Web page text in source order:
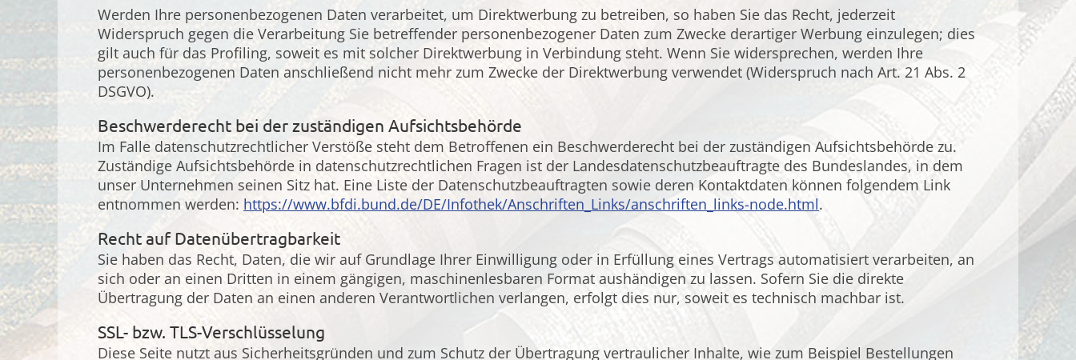
Werden Ihre personenbezogenen Daten verarbeitet, um Direktwerbung zu betreiben, so haben Sie das Recht, jederzeit
Widerspruch gegen die Verarbeitung Sie betreffender personenbezogener Daten zum Zwecke derartiger Werbung einzulegen; dies
gilt auch für das Profiling, soweit es mit solcher Direktwerbung in Verbindung steht. Wenn Sie widersprechen, werden Ihre
personenbezogenen Daten anschließend nicht mehr zum Zwecke der Direktwerbung verwendet (Widerspruch nach Art. 21 Abs. 2
DSGVO).
Beschwerderecht bei der zuständigen Aufsichtsbehörde
Im Falle datenschutzrechtlicher Verstöße steht dem Betroffenen ein Beschwerderecht bei der zuständigen Aufsichtsbehörde zu.
Zuständige Aufsichtsbehörde in datenschutzrechtlichen Fragen ist der Landesdatenschutzbeauftragte des Bundeslandes, in dem
unser Unternehmen seinen Sitz hat. Eine Liste der Datenschutzbeauftragten sowie deren Kontaktdaten können folgendem Link
entnommen werden: https://www.bfdi.bund.de/DE/Infothek/Anschriften_Links/anschriften_links-node.html.
Recht auf Datenübertragbarkeit
Sie haben das Recht, Daten, die wir auf Grundlage Ihrer Einwilligung oder in Erfüllung eines Vertrags automatisiert verarbeiten, an
sich oder an einen Dritten in einem gängigen, maschinenlesbaren Format aushändigen zu lassen. Sofern Sie die direkte
Übertragung der Daten an einen anderen Verantwortlichen verlangen, erfolgt dies nur, soweit es technisch machbar ist.
SSL- bzw. TLS-Verschlüsselung
Diese Seite nutzt aus Sicherheitsgründen und zum Schutz der Übertragung vertraulicher Inhalte, wie zum Beispiel Bestellungen